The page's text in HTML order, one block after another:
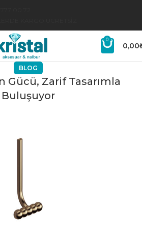
0
0,00
BLOG
Gücü, Zarif Tasarımla
Buluşuyor